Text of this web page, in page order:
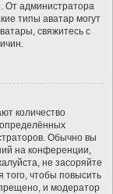
От администратора
типы аватар могут
свяжитесь с
количество
Обычно вы
на конференции,
не засоряйте
чтобы повысить
и модератор